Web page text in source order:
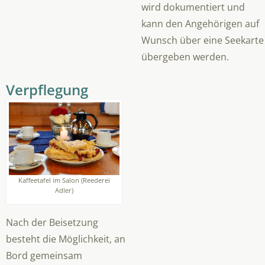
wird dokumentiert und
kann den Angehörigen auf
Wunsch über eine Seekarte
übergeben werden.
Verpflegung
Kaffeetafel im Salon (Reederei
Adler)
Nach der Beisetzung
besteht die Möglichkeit, an
Bord gemeinsam